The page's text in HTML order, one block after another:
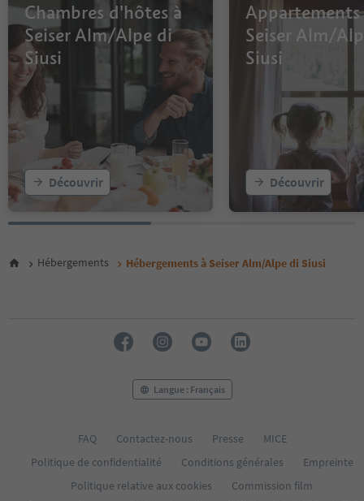
Chambres d'hôtes à
Seiser Alm/Alpe di
Siusi
Découvrir
Appartements
Seiser Alm/
Siusi
Découvrir
Hébergements Hébergements à Seiser Alm/Alpe di Siusi
Langue : Français
FAQ Contactez-nous Presse
MICE
Politique de confidentialité
Conditions générales
Empreinte
Politique relative aux cookies
Commission film